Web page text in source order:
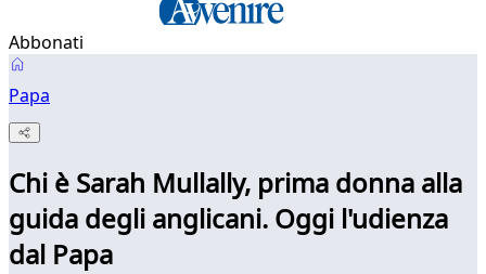
Abbonati
Papa
Chi è Sarah Mullally, prima donna alla
guida degli anglicani. Oggi l'udienza
dal Papa